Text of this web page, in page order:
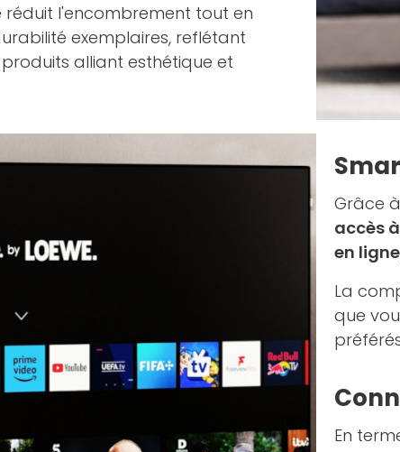
réduit l'encombrement tout en
exemplaires, reflétant
alliant esthétique et
Grâce
accès
en ligne
La
que
En